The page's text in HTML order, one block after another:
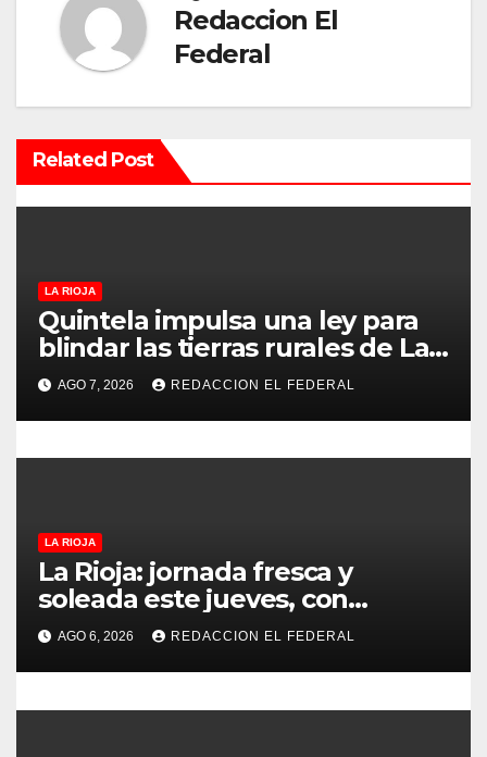
c
ó
n
d
e
n
t
r
a
a
s
Redaccion El
Federal
Related Post
LA RIOJA
Quintela impulsa una ley para
blindar las tierras rurales de La
Rioja: cuáles son los principales
puntos
AGO 7, 2026 REDACCION EL FEDERAL
LA RIOJA
La Rioja: jornada fresca y
soleada este jueves, con
temperaturas estables para el
viernes
AGO 6, 2026 REDACCION EL FEDERAL